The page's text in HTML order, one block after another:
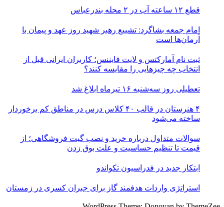
قطع ۱۲ ساعته آب در ۲ محله بندرعباس
امام جمعه بشاگرد: تشییع رهبر شهید روز عهد و پیمان با
آرمان‌ها است
ثبت نام آمارکتس و لایت فایننس؛ کاربران ایرانی قبل از
انتخاب چه چیزهایی را مقایسه کنند؟
تعطیلی روز سه‌شنبه ۱۶ تیرماه ابلاغ شد
۴ هنرستان در قالب ۴۰ کلاس درس در مناطق کم برخوردار
ساخته می‌شود
سوالات متداول درباره خرید و نصب گیت فروشگاهی؛ از
قیمت تا تنظیم حساسیت و علت بوق زدن
ابتکار جدید در فدراسیون تکواندو
استراتژی واردات هدفمند گاز برای جبران کسری در زمستان